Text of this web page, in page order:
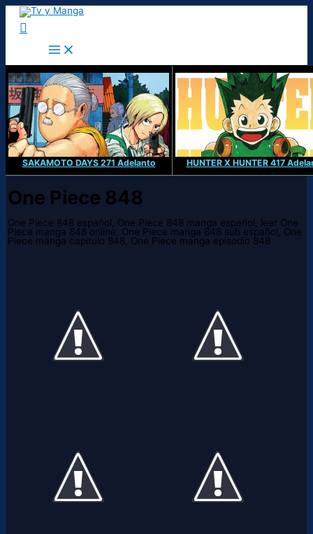
Ir
contenido
Buscar
SAKAMOTO DAYS 271 Adelanto HUNTER X HUNTER 417
One Piece 848
One Piece 848 español, One Piece 848 manga español, leer One
Piece manga 848 online, One Piece manga 848 sub español, One
Piece manga capitulo 848, One Piece manga episodio 848